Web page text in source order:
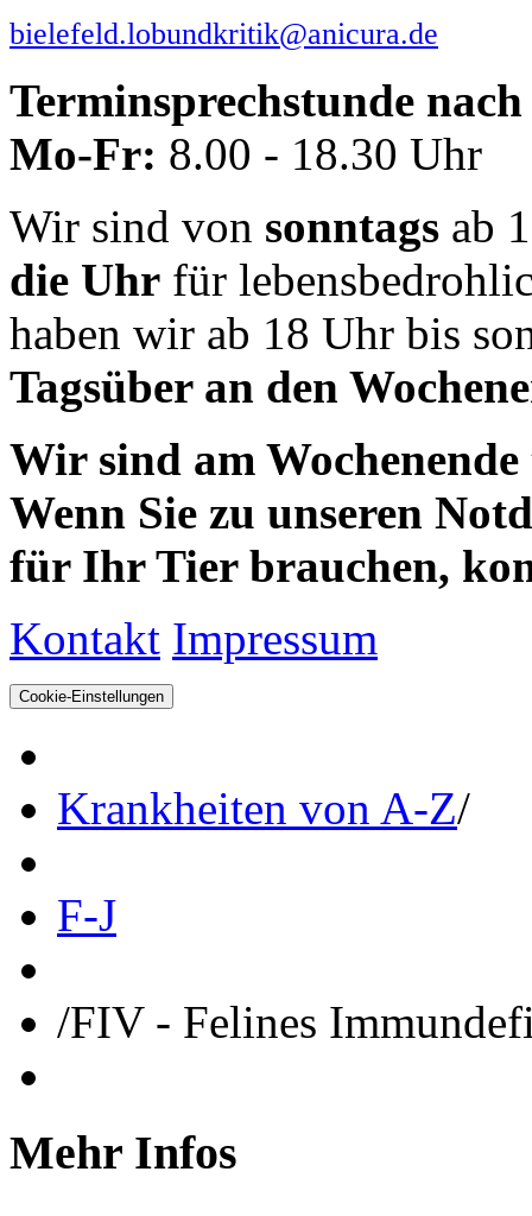
bielefeld.lobundkritik@anicura.de
Terminsprechstunde
Mo-Fr: 8.00 - 18.30 Uhr
Wir sind von sonntags ab
die Uhr für
haben wir ab 18 Uhr bis
Tagsüber an den
Wir sind am
Wenn Sie zu unseren
für Ihr Tier brauchen,
Kontakt Impressum
Cookie-Einstellungen
Krankheiten von A-Z/
F-J
/FIV - Felines
Mehr Infos